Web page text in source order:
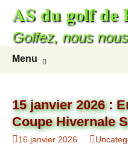
AS du golf de
Golfez, nous
Menu
15 janvier 2026 :
Coupe Hivernale
16 janvier 2026